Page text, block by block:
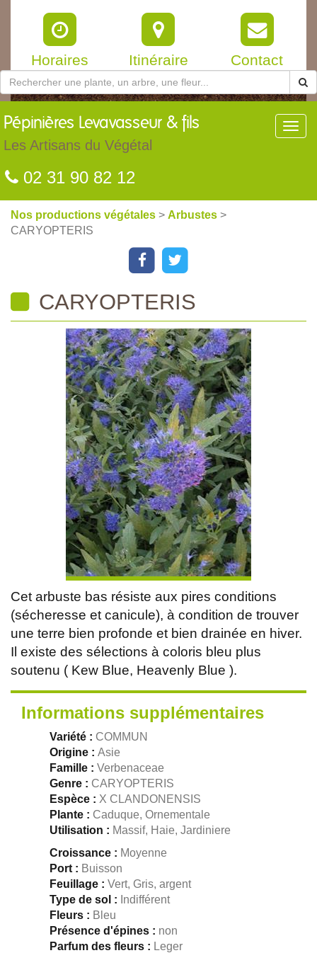
Horaires Itinéraire Contact
Pépinières Levavasseur & fils
Les Artisans du Végétal
02 31 90 82 12
Nos productions végétales > Arbustes >
CARYOPTERIS
CARYOPTERIS
Cet arbuste bas résiste aux pires conditions
(sécheresse et canicule), à condition de trouver
une terre bien profonde et bien drainée en hiver.
Il existe des sélections à coloris bleu plus
soutenu ( Kew Blue, Heavenly Blue ).
Informations supplémentaires
Variété : COMMUN
Origine : Asie
Famille : Verbenaceae
Genre : CARYOPTERIS
Espèce : X CLANDONENSIS
Plante : Caduque, Ornementale
Utilisation : Massif, Haie, Jardiniere
Croissance : Moyenne
Port : Buisson
Feuillage : Vert, Gris, argent
Type de sol : Indifférent
Fleurs : Bleu
Présence d'épines : non
Parfum des fleurs : Leger